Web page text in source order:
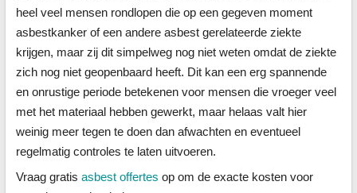
heel veel mensen rondlopen die op een gegeven moment
asbestkanker of een andere asbest gerelateerde ziekte
krijgen, maar zij dit simpelweg nog niet weten omdat de ziekte
zich nog niet geopenbaard heeft. Dit kan een erg spannende
en onrustige periode betekenen voor mensen die vroeger veel
met het materiaal hebben gewerkt, maar helaas valt hier
weinig meer tegen te doen dan afwachten en eventueel
regelmatig controles te laten uitvoeren.
Vraag gratis asbest offertes op om de exacte kosten voor